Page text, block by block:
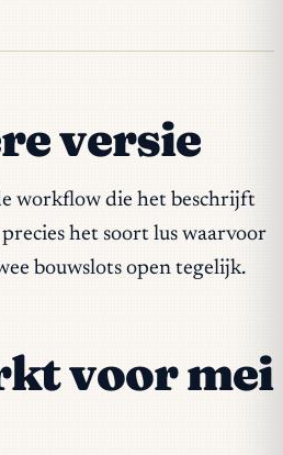
versie
workflow die het beschrijft
het soort lus waarvoor
bouwslots open tegelijk.
voor mei